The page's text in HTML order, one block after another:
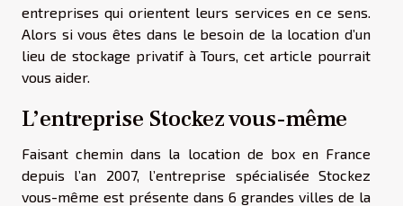
entreprises qui orientent leurs services en ce sens.
Alors si vous êtes dans le besoin de la location d’un
lieu de stockage privatif à Tours, cet article pourrait
vous aider.
L’entreprise Stockez vous-même
Faisant chemin dans la location de box en France
depuis l’an 2007, l’entreprise spécialisée Stockez
vous-même est présente dans 6 grandes villes de la